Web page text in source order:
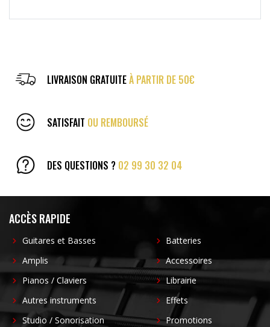
LIVRAISON GRATUITEÀ PARTIR DE 50€
SATISFAIT OU REMBOURSÉ
DES QUESTIONS ? 02 99 30 32 04
ACCÈS RAPIDE
Guitares et Basses
Amplis
Pianos / Claviers
Autres instruments
Studio / Sonorisation
Batteries
Accessoires
Librairie
Effets
Promotions